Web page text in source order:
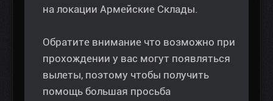
на локации Армейские Склады.
Обратите внимание что возможно при
прохождении у вас могут появляться
вылеты, поэтому чтобы получить
помощь большая просьба